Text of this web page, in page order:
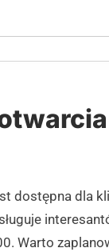
dostępna dla
Warto